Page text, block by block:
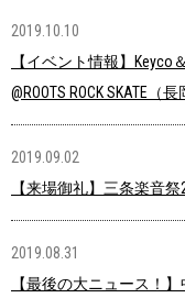
2019.10.10
【イベント情報】
@ROOTS ROCK SKATE（長
2019.09.02
【来場御礼】三条楽音祭
2019.08.31
【最後の大ニュース！